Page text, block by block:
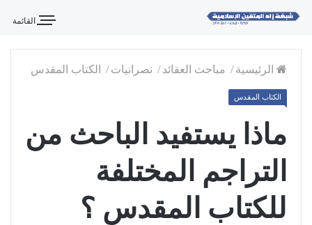
القائمة
الرئيسية / مباحث العقائد / نصرانيات / الكتاب المقدس
الكتاب المقدس
ماذا يستفيد الباحث من
التراجم المختلفة
للكتاب المقدس ؟